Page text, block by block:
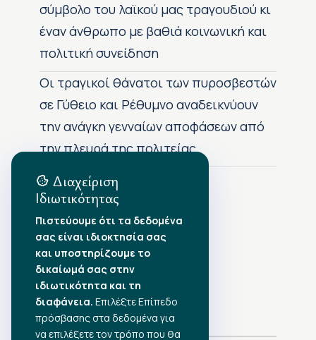
σύμβολο του λαϊκού μας τραγουδιού κι
έναν άνθρωπο με βαθιά κοινωνική και
πολιτική συνείδηση
Οι τραγικοί θάνατοι των πυροσβεστών
σε Γύθειο και Ρέθυμνο αναδεικνύουν
την ανάγκη γενναίων αποφάσεων από
την πλευρά της πολιτείας
Αρχείο Δημοσιεύσεων
•Αύγουστος 2026
•Ιούλιος 2026
•Ιούνιος 2026
•Μάιος 2026
•Απρίλιος 2026
•Μάρτιος 2026
Διαχείριση
Ιδιωτικότητας
Πιστεύουμε ότι τα δεδομένα
σας είναι ιδιοκτησία σας
και υποστηρίζουμε το
δικαίωμά σας στην
ιδιωτικότητα και τη
διαφάνεια. Επιλέξτε Επίπεδο
πρόσβασης στα δεδομένα για
να επιλέξετε τον τρόπο που θα